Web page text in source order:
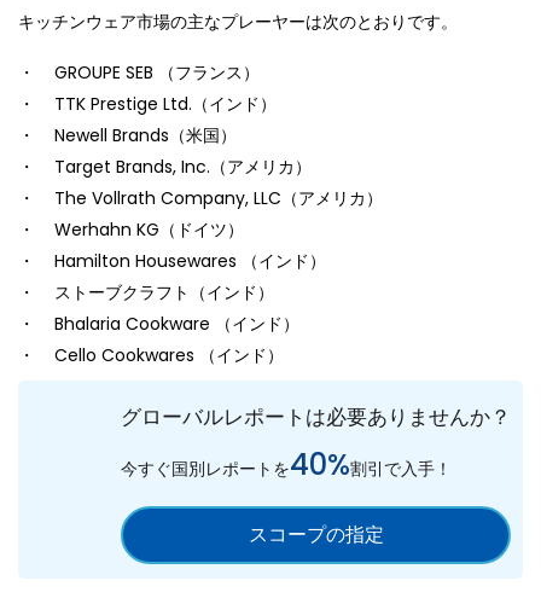
キッチンウェア市場の主なプレーヤーは次のとおりです。
・ GROUPE SEB （フランス）
・ TTK Prestige Ltd.（インド）
・ Newell Brands（米国）
・ Target Brands, Inc.（アメリカ）
・ The Vollrath Company, LLC（アメリカ）
・ Werhahn KG（ドイツ）
・ Hamilton Housewares （インド）
・ ストーブクラフト（インド）
・ Bhalaria Cookware （インド）
・ Cello Cookwares （インド）
グローバルレポートは必要ありませんか？
今すぐ国別レポートを40%割引で入手！
スコープの指定